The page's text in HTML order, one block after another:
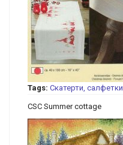
Tags: Скатерти, салфетки
CSC Summer cottage